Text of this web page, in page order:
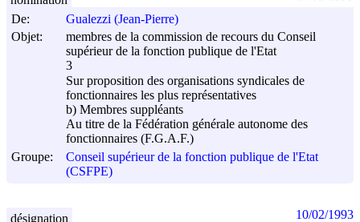
De:
Gualezzi (Jean-Pierre)
Objet:
membres de la commission de recours du Conseil
supérieur de la fonction publique de l'Etat
3
Sur proposition des organisations syndicales de
fonctionnaires les plus représentatives
b) Membres suppléants
Au titre de la Fédération générale autonome des
fonctionnaires (F.G.A.F.)
Groupe:
Conseil supérieur de la fonction publique de l'Etat
(CSFPE)
désignation 10/02/1993